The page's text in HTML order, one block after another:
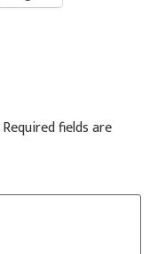
Required fields are